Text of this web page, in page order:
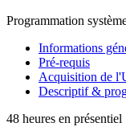
Programmation
Informations
Pré-requis
Acquisition de
Descriptif &
48 heures en présentiel